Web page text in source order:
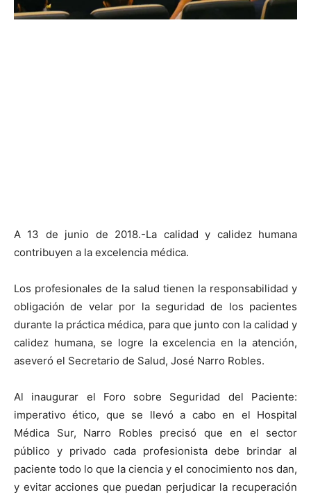
A 13 de junio de 2018.-La calidad y calidez humana
contribuyen a la excelencia médica.
Los profesionales de la salud tienen la responsabilidad y
obligación de velar por la seguridad de los pacientes
durante la práctica médica, para que junto con la calidad y
calidez humana, se logre la excelencia en la atención,
aseveró el Secretario de Salud, José Narro Robles.
Al inaugurar el Foro sobre Seguridad del Paciente:
imperativo ético, que se llevó a cabo en el Hospital
Médica Sur, Narro Robles precisó que en el sector
público y privado cada profesionista debe brindar al
paciente todo lo que la ciencia y el conocimiento nos dan,
y evitar acciones que puedan perjudicar la recuperación